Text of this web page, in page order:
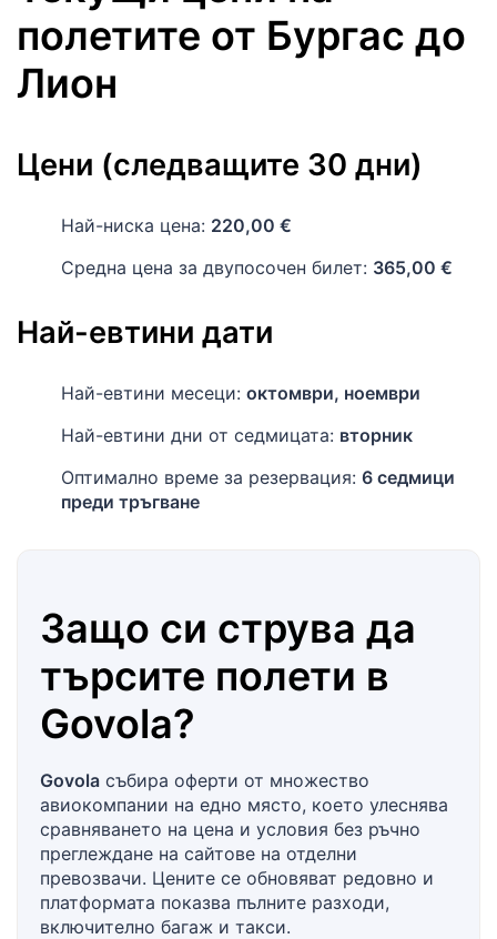
полетите от Бургас до
Лион
Цени (следващите 30 дни)
Най-ниска цена: 220,00 €
Средна цена за двупосочен билет: 365,00 €
Най-евтини дати
Най-евтини месеци: октомври, ноември
Най-евтини дни от седмицата: вторник
Оптимално време за резервация: 6 седмици
преди тръгване
Защо си струва да
търсите полети в
Govola?
Govola събира оферти от множество
авиокомпании на едно място, което улеснява
сравняването на цена и условия без ръчно
преглеждане на сайтове на отделни
превозвачи. Цените се обновяват редовно и
платформата показва пълните разходи,
включително багаж и такси.